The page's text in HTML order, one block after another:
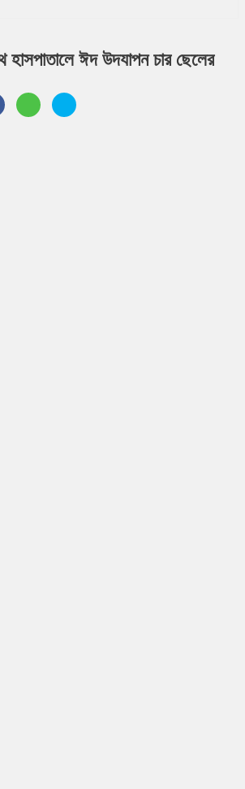
হাসপাতালে ঈদ উদযাপন চার ছেলের